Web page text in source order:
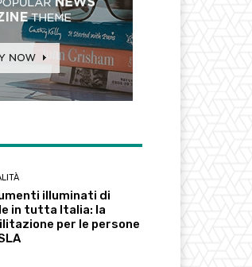
illuminati di
in tutta Italia: la
per le persone